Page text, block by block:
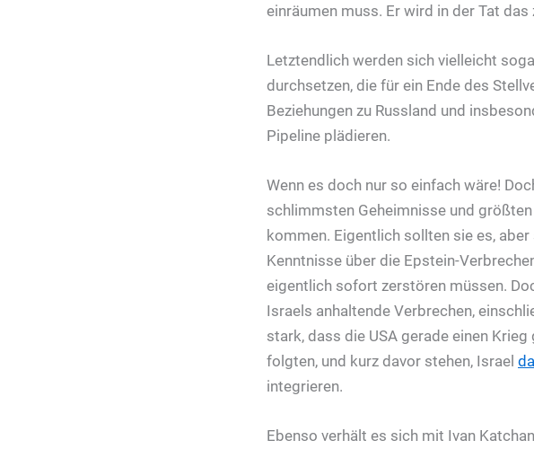
einräumen muss. Er wird in der Tat
Letztendlich werden sich vielleicht
durchsetzen, die für ein Ende des
Beziehungen zu Russland und
Pipeline plädieren.
Wenn es doch nur so einfach wäre!
schlimmsten Geheimnisse und
kommen. Eigentlich sollten sie es,
Kenntnisse über die Epstein-
eigentlich sofort zerstören müssen.
Israels anhaltende Verbrechen,
stark, dass die USA gerade einen
folgten, und kurz davor stehen, Israel
integrieren.
Ebenso verhält es sich mit Ivan